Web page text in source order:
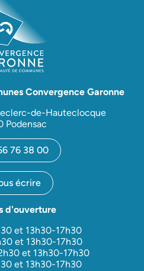
Convergence Garonne
de-Hauteclocque
Podensac
76 38 00
écrire
d'ouverture
et 13h30-17h30
et 13h30-17h30
et 13h30-17h30
et 13h30-17h30